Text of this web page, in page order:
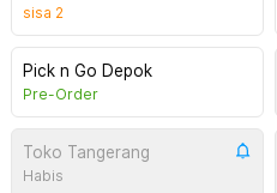
sisa 2
Pick n Go Depok
Pre-Order
Toko Tangerang
Habis